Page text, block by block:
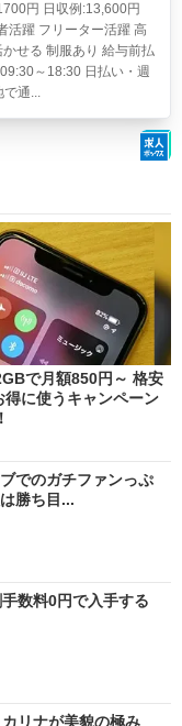
円 日収例:13,600円
活躍 フリーター活躍 高
せる 制服あり 給与前払
～18:30 日払い・週
で通...
で月額850円～ 格安
得に使うキャンペーン
でのガチファンっぷ
勝ち目...
数料0円で入手する
リナが美貌の極み